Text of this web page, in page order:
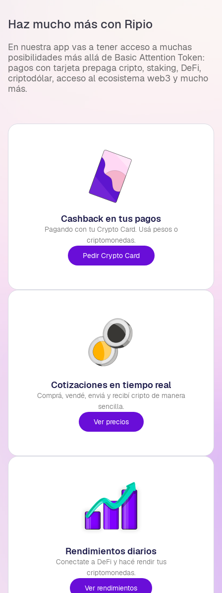
Haz mucho más con Ripio
En nuestra app vas a tener acceso a muchas
posibilidades más allá de Basic Attention Token:
pagos con tarjeta prepaga cripto, staking, DeFi,
criptodólar, acceso al ecosistema web3 y mucho
más.
Cashback en tus pagos
Pagando con tu Crypto Card. Usá pesos o
criptomonedas.
Pedir Crypto Card
Cotizaciones en tiempo real
Comprá, vendé, enviá y recibí cripto de manera
sencilla.
Ver precios
Rendimientos diarios
Conectate a DeFi y hacé rendir tus
criptomonedas.
Ver rendimientos